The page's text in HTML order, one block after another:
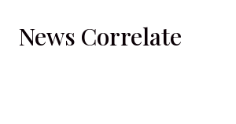
News Correlate